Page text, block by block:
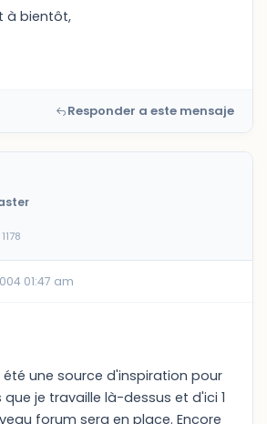
à bientôt,
Responder a este mensaje
01:47 am
une source d'inspiration pour
que je travaille là-dessus et d'ici 1
forum sera en place. Encore